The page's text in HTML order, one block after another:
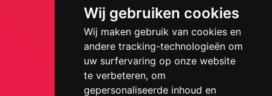
Wij gebruiken cookies
Wij maken gebruik van cookies en
andere tracking-technologieën om
uw surfervaring op onze website
te verbeteren, om
gepersonaliseerde inhoud en